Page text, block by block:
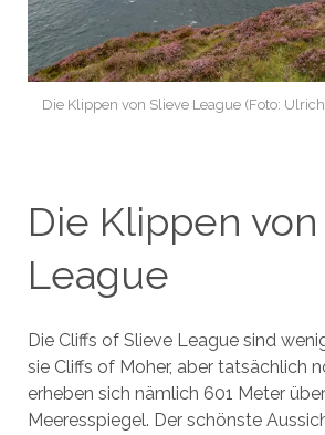
Die Klippen von Slieve League (Foto:
Die Klippen
League
Die Cliffs of Slieve League sind
sie Cliffs of Moher, aber tatsächlich
erheben sich nämlich 601 Meter
Meeresspiegel. Der schönste